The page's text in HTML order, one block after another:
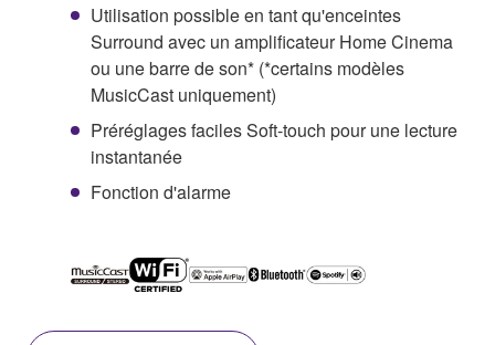
Utilisation possible en tant qu'enceintes
Surround avec un amplificateur Home Cinema
ou une barre de son* (*certains modèles
MusicCast uniquement)
Préréglages faciles Soft-touch pour une lecture
instantanée
Fonction d'alarme